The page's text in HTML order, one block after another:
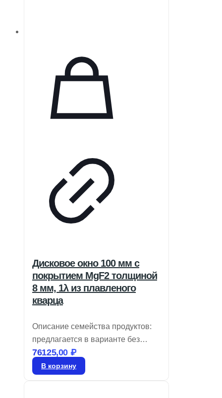
Дисковое окно 100 мм с
покрытием MgF2 толщиной
8 мм, 1λ из плавленого
кварца
Описание семейства продуктов:
предлагается в варианте без
покрытия или с широкополосным
антибликовым слоем, идеально
76125,00 ₽
В корзину